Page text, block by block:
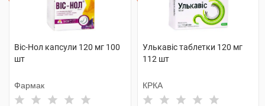
Віс-Нол капсули 120 мг 100
шт
Фармак
Улькавіс таблетки 120 мг
112 шт
КРКА